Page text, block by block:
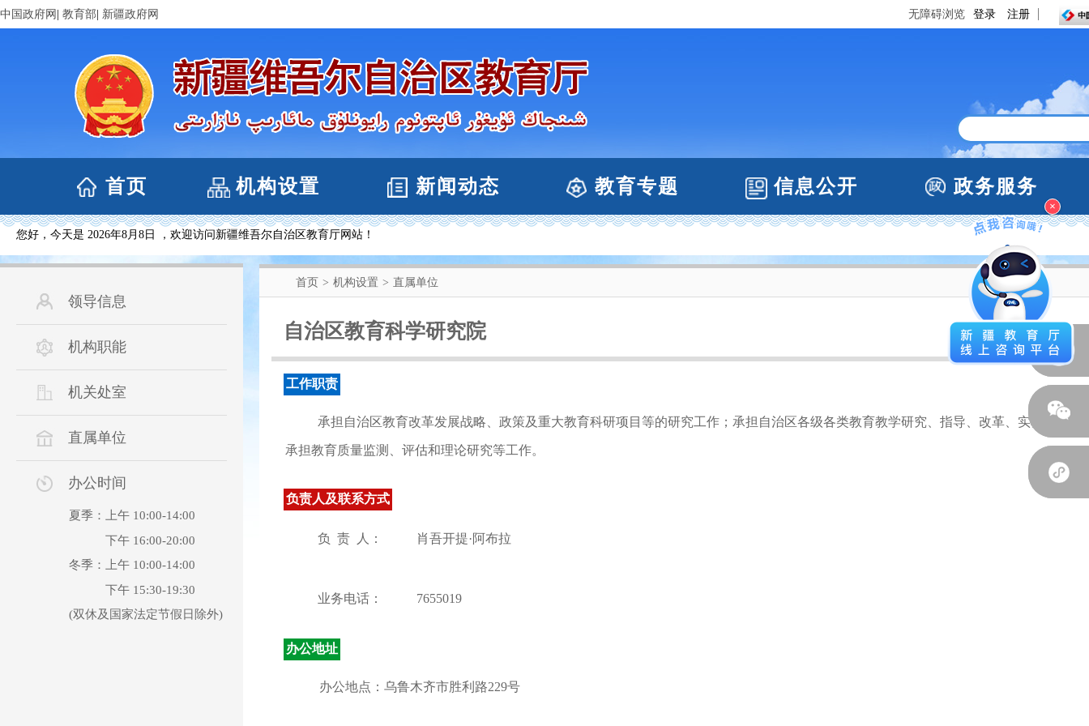
中国政府网 教育部 新疆政府网 无障碍浏览 登录 注册
首页 机构设置 新闻动态 教育专题 信息公开 政务服务
您好，今天是 2026年8月8日 ，欢迎访问新疆维吾尔自治区教育厅网站！
领导信息
机构职能
机关处室
直属单位
办公时间
夏季：上午 10:00-14:00
下午 16:00-20:00
冬季：上午 10:00-14:00
下午 15:30-19:30
(双休及国家法定节假日除外)
首页 > 机构设置 > 直属单位
自治区教育科学研究院
工作职责
承担自治区教育改革发展战略、政策及重大教育科研项目等的研究工作；承担自治区各级各类教育教学研究、指导、改革、实验及成果
承担教育质量监测、评估和理论研究等工作。
负责人及联系方式
负 责 人： 肖吾开提·阿布拉
业务电话： 7655019
办公地址
办公地点：乌鲁木齐市胜利路229号
×